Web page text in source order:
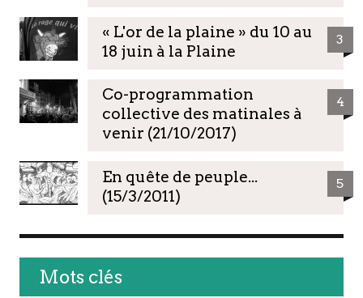
« L'or de la plaine » du 10 au
18 juin à la Plaine
3
Co-programmation
collective des matinales à
venir (21/10/2017)
4
En quête de peuple...
(15/3/2011)
5
Mots clés